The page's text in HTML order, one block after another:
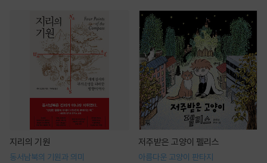
지리의 기원
동서남북의 기원과 의미
저주받은 고양이 펠리스
아름다운 고양이 판타지